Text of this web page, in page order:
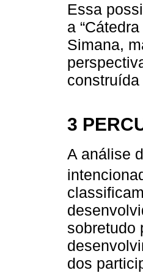
Essa
a
Simana,
3
A análise
sobretudo
dos